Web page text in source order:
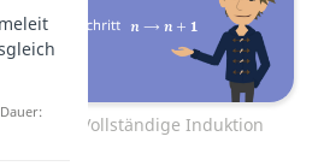
Video: Vollständige Induktion